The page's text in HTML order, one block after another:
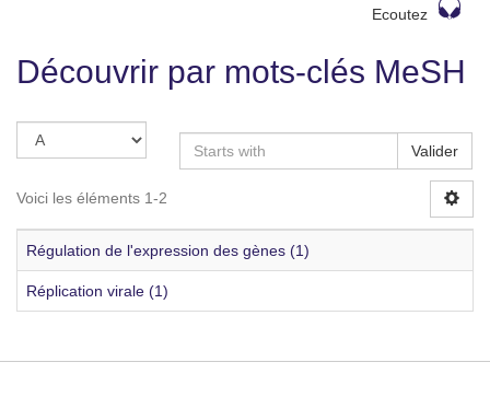
Ecoutez
Découvrir par mots-clés MeSH
Valider
Voici les éléments 1-2
Régulation de l'expression des gènes (1)
Réplication virale (1)